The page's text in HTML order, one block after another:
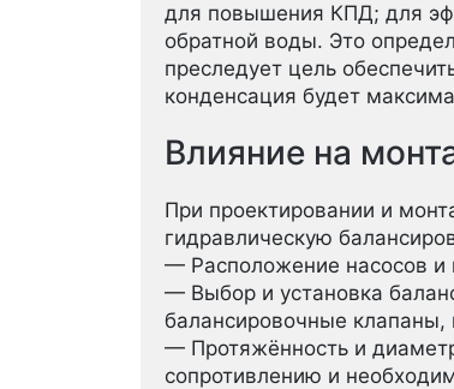
для повышения КПД; для
обратной воды. Это
преследует цель
конденсация будет
Влияние на
При проектировании и
гидравлическую
— Расположение насосов и
— Выбор и установка
балансировочные
— Протяжённость и
сопротивлению и